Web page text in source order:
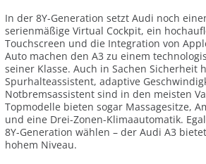
In der 8Y-Generation setzt Audi noch
serienmäßige Virtual Cockpit, ein
Touchscreen und die Integration von
Auto machen den A3 zu einem
seiner Klasse. Auch in Sachen Sicherheit
Spurhalteassistent, adaptive
Notbremsassistent sind in den meisten
Topmodelle bieten sogar Massagesitze,
und eine Drei-Zonen-Klimaautomatik.
8Y-Generation wählen – der Audi A3
hohem Niveau.